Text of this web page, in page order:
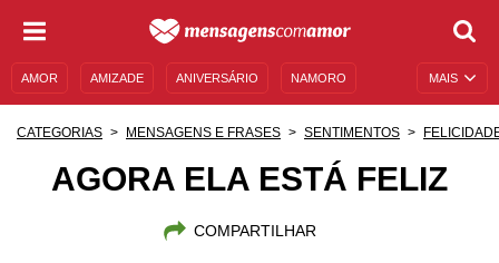
MAIS
AMOR AMIZADE ANIVERSÁRIO NAMORO
DESCULPAS
CATEGORIAS MENSAGENS E FRASES SENTIMENTOS
AGORA ELA ESTÁ FELIZ
COMPARTILHAR